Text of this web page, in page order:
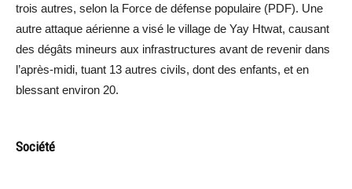
trois autres, selon la Force de défense populaire (PDF). Une
autre attaque aérienne a visé le village de Yay Htwat, causant
des dégâts mineurs aux infrastructures avant de revenir dans
l’après-midi, tuant 13 autres civils, dont des enfants, et en
blessant environ 20.
Société